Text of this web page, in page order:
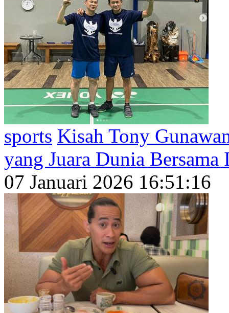
sports Kisah Tony
yang Juara Dunia
07 Januari 2026 16:51:16